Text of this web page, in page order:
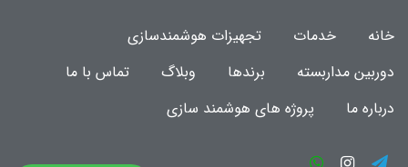
خانه خدمات
تجهیزات هوشمندسازی
دوربین مداربسته
برندها وبلاگ
تماس با ما
درباره ما
پروژه های هوشمند سازی